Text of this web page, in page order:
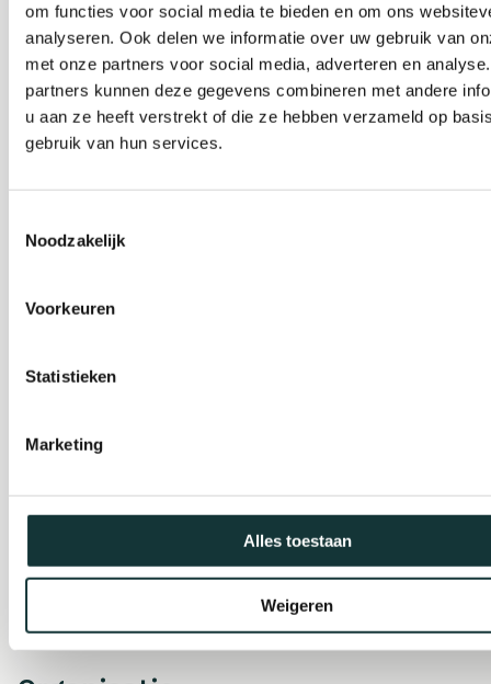
om functies voor social media te bieden en om ons
analyseren. Ook delen we informatie over uw gebruik van
met onze partners voor social media, adverteren en
partners kunnen deze gegevens combineren met andere
u aan ze heeft verstrekt of die ze hebben verzameld op
gebruik van hun services.
Noodzakelijk
Voorkeuren
Statistieken
Marketing
Alles toestaan
Weigeren
Orgel Masterclass
Auditie
De Pieterskerk als
Onderhoud &
Restauratie
Café Pieter
Escaperoom